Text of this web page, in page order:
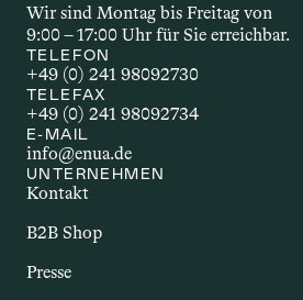
Wir sind Montag bis Freitag von
9:00 – 17:00 Uhr für Sie erreichbar.
TELEFON
+49 (0) 241 98092730
TELEFAX
+49 (0) 241 98092734
E-MAIL
info@enua.de
UNTERNEHMEN
Kontakt
B2B Shop
Presse